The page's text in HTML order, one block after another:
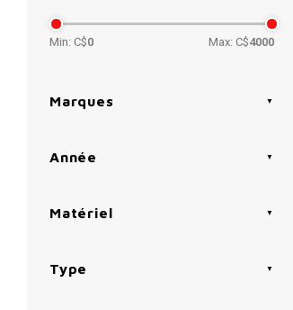
Min: C$0 Max: C$4000
Marques
Année
Matériel
Type